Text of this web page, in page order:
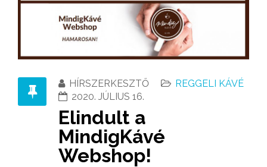
HÍRSZERKESZTŐ
REGGELI KÁVÉ
2020. JÚLIUS 16.
Elindult a
MindigKávé
Webshop!